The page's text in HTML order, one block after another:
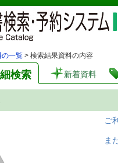
の一覧 > 検索結果資料の内容
検索 新着資料
ご
ま